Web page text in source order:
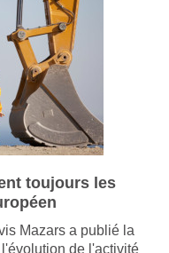
toujours les
Mazars a publié la